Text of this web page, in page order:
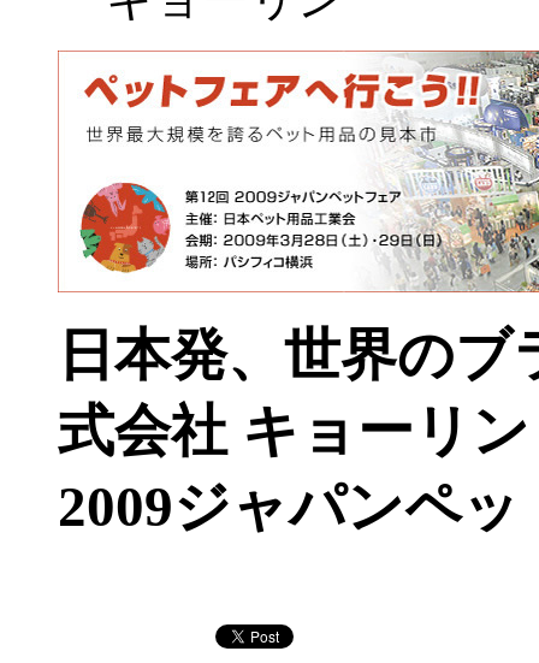
日本発、世界の
式会社 キョーリン
2009ジャパンペ